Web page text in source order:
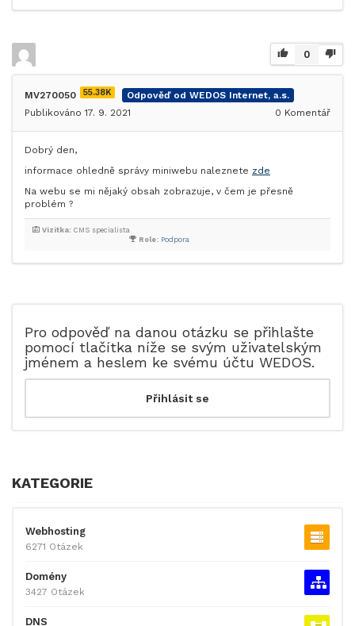
0
MV270050 55.38K
Odpověď od WEDOS Internet, a.s.
Publikováno 17. 9. 2021
0 Komentář
Dobrý den,
informace ohledně správy miniwebu naleznete zde
Na webu se mi nějaký obsah zobrazuje, v čem je přesně
problém ?
Role: Podpora
Vizitka: CMS specialista
Pro odpověď na danou otázku se přihlašte
pomocí tlačítka níže se svým uživatelským
jménem a heslem ke svému účtu WEDOS.
KATEGORIE
Webhosting
6271 Otázek
Domény
3427 Otázek
DNS